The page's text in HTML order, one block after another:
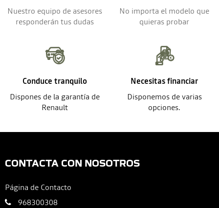
Nuestro equipo de asesores
responderán tus dudas
No importa el modelo que
quieras probar
Conduce tranquilo
Dispones de la garantía de
Renault
Necesitas financiar
Disponemos de varias
opciones.
CONTACTA CON NOSOTROS
Página de Contacto
968300308